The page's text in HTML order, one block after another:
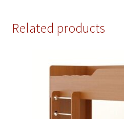
Related products